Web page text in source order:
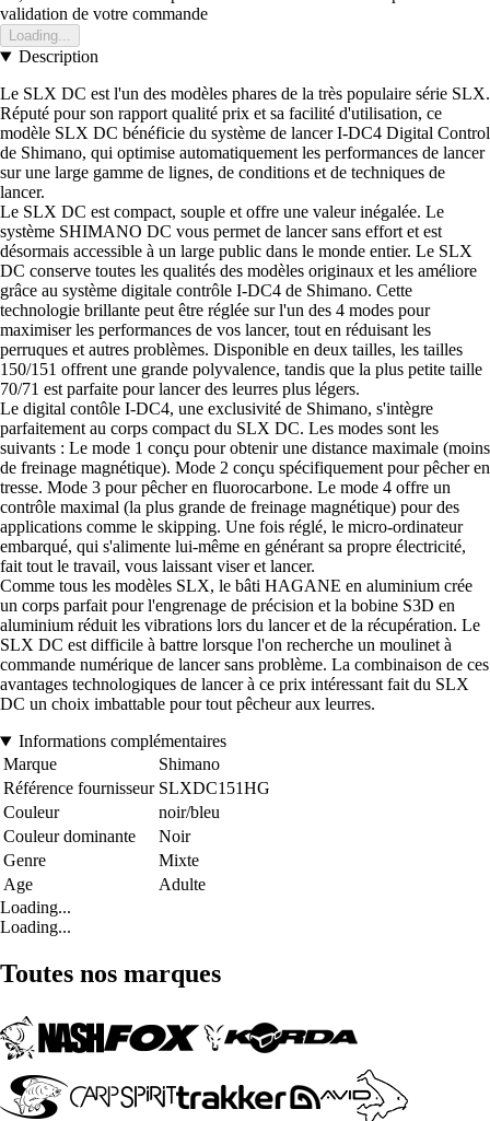
validation de votre commande
Loading...
Description
Le SLX DC est l'un des modèles phares de la très populaire série SLX.
Réputé pour son rapport qualité prix et sa facilité d'utilisation, ce
modèle SLX DC bénéficie du système de lancer I-DC4 Digital Control
de Shimano, qui optimise automatiquement les performances de lancer
sur une large gamme de lignes, de conditions et de techniques de
lancer.
Le SLX DC est compact, souple et offre une valeur inégalée. Le
système SHIMANO DC vous permet de lancer sans effort et est
désormais accessible à un large public dans le monde entier. Le SLX
DC conserve toutes les qualités des modèles originaux et les améliore
grâce au système digitale contrôle I-DC4 de Shimano. Cette
technologie brillante peut être réglée sur l'un des 4 modes pour
maximiser les performances de vos lancer, tout en réduisant les
perruques et autres problèmes. Disponible en deux tailles, les tailles
150/151 offrent une grande polyvalence, tandis que la plus petite taille
70/71 est parfaite pour lancer des leurres plus légers.
Le digital contôle I-DC4, une exclusivité de Shimano, s'intègre
parfaitement au corps compact du SLX DC. Les modes sont les
suivants : Le mode 1 conçu pour obtenir une distance maximale (moins
de freinage magnétique). Mode 2 conçu spécifiquement pour pêcher en
tresse. Mode 3 pour pêcher en fluorocarbone. Le mode 4 offre un
contrôle maximal (la plus grande de freinage magnétique) pour des
applications comme le skipping. Une fois réglé, le micro-ordinateur
embarqué, qui s'alimente lui-même en générant sa propre électricité,
fait tout le travail, vous laissant viser et lancer.
Comme tous les modèles SLX, le bâti HAGANE en aluminium crée
un corps parfait pour l'engrenage de précision et la bobine S3D en
aluminium réduit les vibrations lors du lancer et de la récupération. Le
SLX DC est difficile à battre lorsque l'on recherche un moulinet à
commande numérique de lancer sans problème. La combinaison de ces
avantages technologiques de lancer à ce prix intéressant fait du SLX
DC un choix imbattable pour tout pêcheur aux leurres.
Informations complémentaires
Marque
Shimano
Référence fournisseur SLXDC151HG
Couleur
noir/bleu
Couleur dominante
Noir
Genre
Mixte
Age
Adulte
Loading...
Loading...
Toutes nos marques